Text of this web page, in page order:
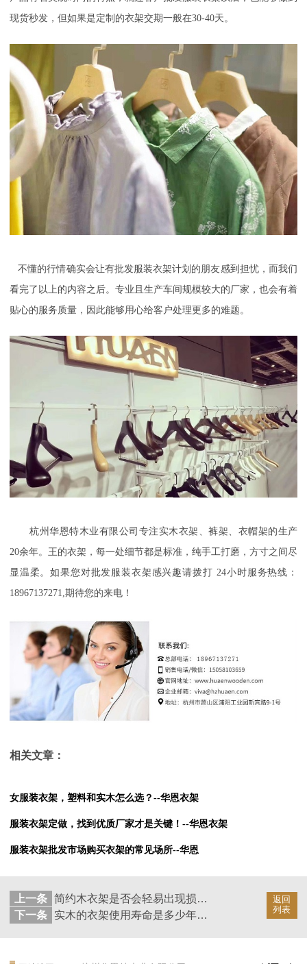
现货秒发，但如果是定制的衣架交期一般在30-40天。
不懂的行情确实会让有批发服装衣架计划的朋友感到担忧，而我们
看完了以上的内容之后。专业且生产车间规模较大的厂家，也会有着
贴心的服务质量，因此能够用心给客户处理更多的难题。
杭州华恩特木业有限公司专注实木衣架、裤架、衣帽架的生产
20余年。王的衣架，每一处细节都是标准，纯手工打磨，方寸之间尽
显温柔。如果您对批发服装衣架 感兴趣请拨打 24小时服务热线：
18967137271,期待您的来电！
相关文章：
女服装衣架，塑料和实木怎么选？--华恩衣架
服装衣架定做，找到优质厂家才是关键！--华恩衣架
服装衣架批发市场购买衣架的常见场所--华恩
返回
列表
上一条
简约木衣架是否会轻易出现损坏问题呢--华恩衣架
下一条
实木的衣架使用寿命是多少年呢--华恩衣架